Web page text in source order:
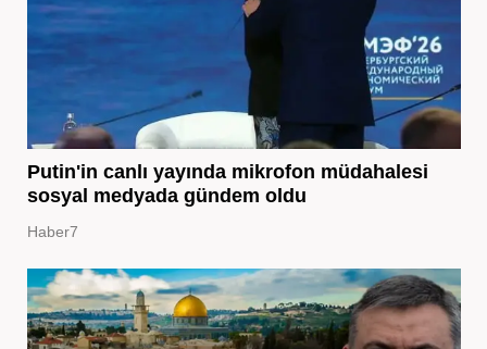
Putin'in canlı yayında mikrofon müdahalesi
sosyal medyada gündem oldu
Haber7